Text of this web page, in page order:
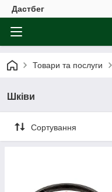
Дастбег
Товари та послуги
Шківи
Сортування